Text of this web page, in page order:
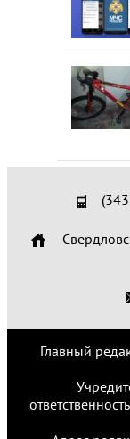
Главный